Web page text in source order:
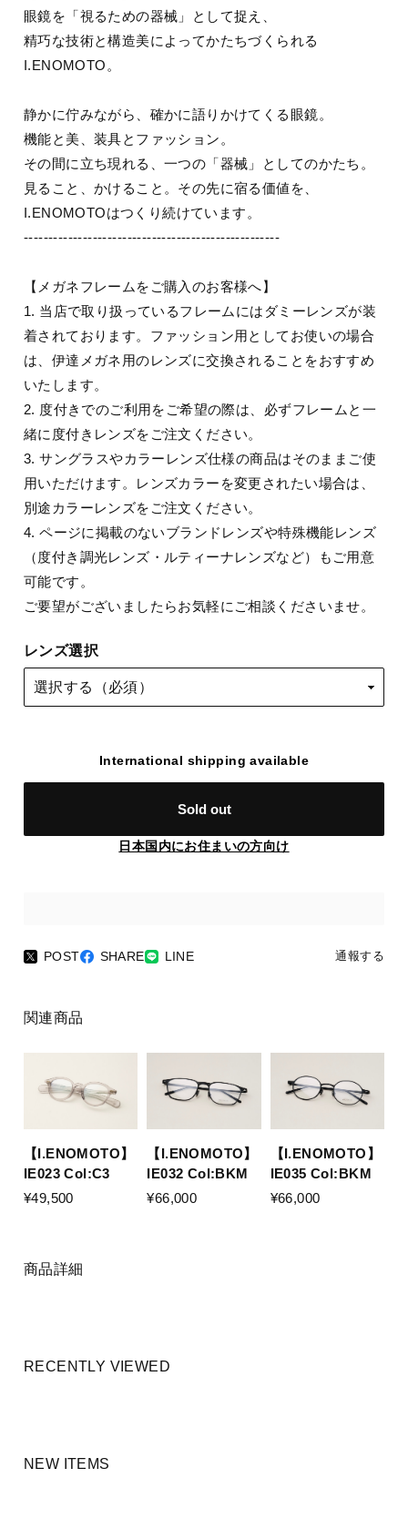
眼鏡を「視るための器械」として捉え、
精巧な技術と構造美によってかたちづくられる
I.ENOMOTO。
静かに佇みながら、確かに語りかけてくる眼鏡。
機能と美、装具とファッション。
その間に立ち現れる、一つの「器械」としてのかたち。
見ること、かけること。その先に宿る価値を、
I.ENOMOTOはつくり続けています。
----------------------------------------------------
【メガネフレームをご購入のお客様へ】
1. 当店で取り扱っているフレームにはダミーレンズが装
着されております。ファッション用としてお使いの場合
は、伊達メガネ用のレンズに交換されることをおすすめ
いたします。
2. 度付きでのご利用をご希望の際は、必ずフレームと一
緒に度付きレンズをご注文ください。
3. サングラスやカラーレンズ仕様の商品はそのままご使
用いただけます。レンズカラーを変更されたい場合は、
別途カラーレンズをご注文ください。
4. ページに掲載のないブランドレンズや特殊機能レンズ
（度付き調光レンズ・ルティーナレンズなど）もご用意
可能です。
ご要望がございましたらお気軽にご相談くださいませ。
レンズ選択
International shipping available
Sold out
日本国内にお住まいの方向け
POST SHARE LINE 通報する
関連商品
【I.ENOMOTO】
IE023 Col:C3
¥49,500
【I.ENOMOTO】
IE032 Col:BKM
¥66,000
【I.ENOMOTO】
IE035 Col:BKM
¥66,000
商品詳細
RECENTLY VIEWED
NEW ITEMS